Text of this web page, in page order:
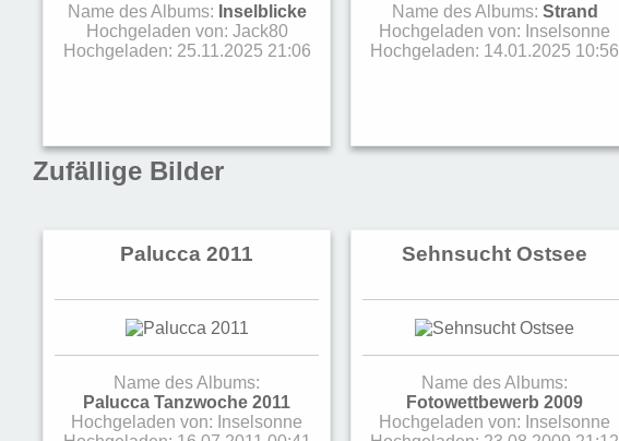
Name des Albums: Inselblicke
Hochgeladen von: Jack80
Hochgeladen: 25.11.2025 21:06
Name des Albums: Strand
Hochgeladen von: Inselsonne
Hochgeladen: 14.01.2025 10:56
Zufällige Bilder
Palucca 2011
Name des Albums:
Palucca Tanzwoche 2011
Hochgeladen von: Inselsonne
Sehnsucht Ostsee
Name des Albums:
Fotowettbewerb 2009
Hochgeladen von: Inselsonne